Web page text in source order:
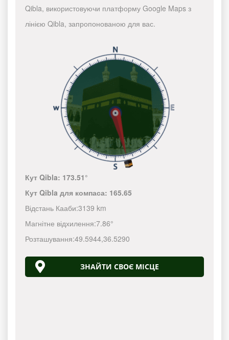
Qibla, використовуючи платформу Google Maps з
лінією Qibla, запропонованою для вас.
Кут Qibla: 173.51°
Кут Qibla для компаса: 165.65
Відстань Кааби:3139 km
Магнітне відхилення:7.86°
Розташування:49.5944,36.5290
ЗНАЙТИ СВОЄ МІСЦЕ